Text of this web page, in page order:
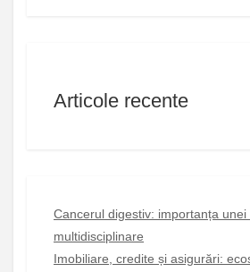
Articole recente
Cancerul digestiv: importanța unei
multidisciplinare
Imobiliare, credite și asigurări: